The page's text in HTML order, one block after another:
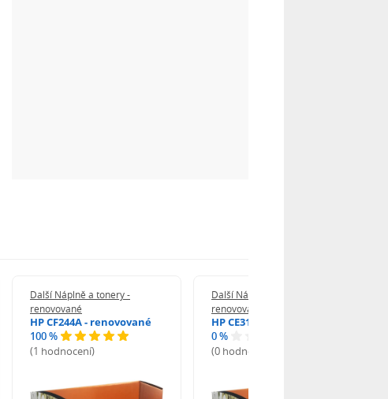
Další Náplně a tonery -
renovované
HP CF244A - renovované
100 %
(1 hodnocení)
Další Náplně a tonery -
renovované
HP CE312A - renovované
0 %
(0 hodnocení)